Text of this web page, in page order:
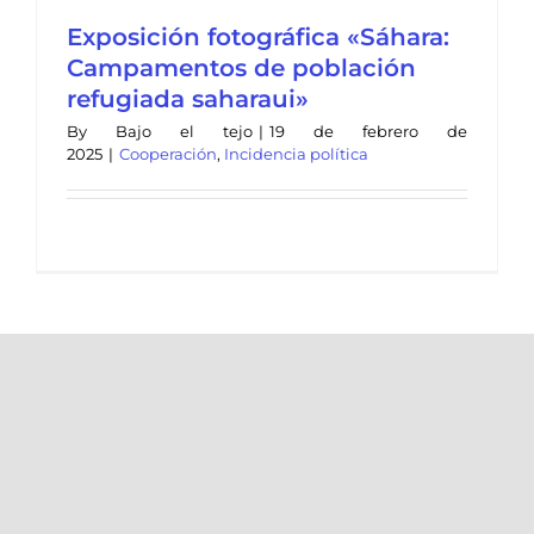
Exposición fotográfica «Sáhara:
Campamentos de población
refugiada saharaui»
By Bajo el tejo | 19 de febrero de
2025 | Cooperación, Incidencia política